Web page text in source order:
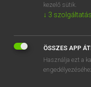
sorrowful
sorrowfully
sorry
sors
sorscsapás
kezelő sütik.
↓ 3 szolgáltatás
ÖSSZES APP
Használja ezt a